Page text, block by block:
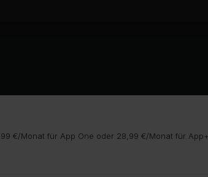
€/Monat für App One oder 28,99 €/Monat für